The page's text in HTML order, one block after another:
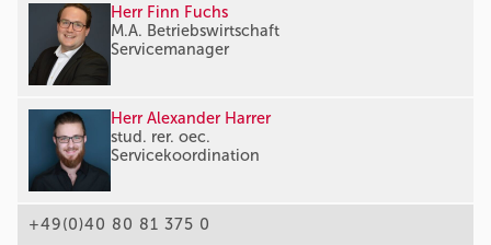
Herr Finn Fuchs
M.A. Betriebswirtschaft
Servicemanager
Herr Alexander Harrer
stud. rer. oec.
Servicekoordination
+49(0)40 80 81 375 0